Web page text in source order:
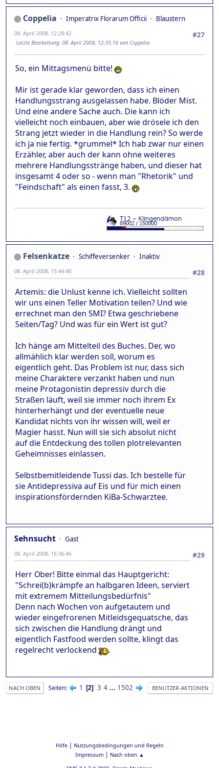
Coppelia Imperatrix Florarum Officii
Blaustern
#27
08. April 2008, 12:28:42
Letzte Bearbeitung: 08. April 2008, 12:35:16 von Coppelia
So, ein Mittagsmenü bitte!
Mir ist gerade klar geworden, dass ich einen
Handlungsstrang ausgelassen habe. Blöder Mist.
Und eine andere Sache auch. Die kann ich
vielleicht noch einbauen, aber wie drösele ich den
Strang jetzt wieder in die Handlung rein? So werde
ich ja nie fertig. *grummel* Ich hab zwar nur einen
Erzähler, aber auch der kann ohne weiteres
mehrere Handlungsstränge haben, und dieser hat
insgesamt 4 oder so - wenn man "Rhetorik" und
"Feindschaft" als einen fasst, 3.
Felsenkatze Schiffeversenker
Inaktiv
#28
08. April 2008, 15:44:40
Artemis: die Unlust kenne ich. Vielleicht sollten
wir uns einen Teller Motivation teilen? Und wie
errechnet man den SMI? Etwa geschriebene
Seiten/Tag? Und was für ein Wert ist gut?
Ich hänge am Mittelteil des Buches. Der, wo
allmählich klar werden soll, worum es
eigentlich geht. Das Problem ist nur, dass sich
meine Charaktere verzankt haben und nun
meine Protagonistin depressiv durch die
Straßen läuft, weil sie immer noch ihrem Ex
hinterherhängt und der eventuelle neue
Kandidat nichts von ihr wissen will, weil er
Magier hasst. Nun will sie sich absolut nicht
auf die Entdeckung des tollen plotrelevanten
Geheimnisses einlassen.
Selbstbemitleidende Tussi das. Ich bestelle für
sie Antidepressiva auf Eis und für mich einen
inspirationsfördernden KiBa-Schwarztee.
Sehnsucht
Gast
#29
08. April 2008, 16:36:46
Herr Ober! Bitte einmal das Hauptgericht:
"Schrei(b)krämpfe an halbgaren Ideen, serviert
mit extremem Mitteilungsbedürfnis"
Denn nach Wochen von aufgetautem und
wieder eingefrorenen Mitleidsgequatsche, das
sich zwischen die Handlung drängt und
eigentlich Fastfood werden sollte, klingt das
regelrecht verlockend
.
NACH OBEN Seiten 1 2 3 4 ... 1502 BENUTZER-AKTIONEN
Hilfe| Nutzungsbedingungen und Regeln
Impressum| Nach oben ▲